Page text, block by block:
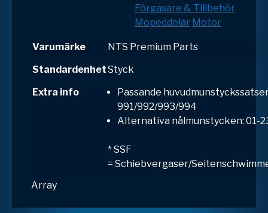
Förgasare & Tillbehör
Mopeddelar Motor
Varumärke
NTS Premium Parts
StandardenhetStyck
Extra info
Passande
991/992/993/994
Alternativa nålmunstycken: 01-
* SSF
= Schiebvergaser/S
Array